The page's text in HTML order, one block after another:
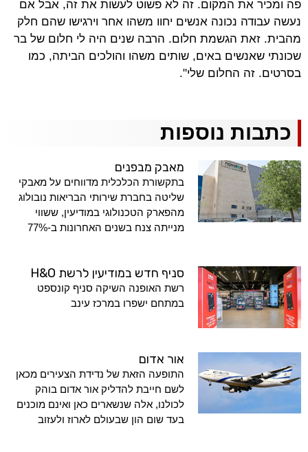
פה ומכיר את המקום. זה לא פשוט לעשות את זה, אבל אם
נעשה עבודה נכונה אנשים יחוו משהו אחר וירגישו שהם חלק
מהבית. זאת הגשמת חלום. הרבה שנים היה לי חלום של בר
שכונתי שאנשים באים, שותים משהו והולכים הביתה, כמו
בסרטים. זה החלום שלי".
כתבות נוספות
מאבק מבפנים
בתקשורת הכלכלית מדווחים על מאבקי
שליטה בחברת שירותי הבריאות נובולוג
מהפארק הטכנולוגי במודיעין, ששווי
מנייתה צנח בשנים האחרונות ב-77%
סניף חדש במודיעין לרשת H&O
רשת האופנה השיקה סניף קונספט
במתחם ישפרו במרכז עינב
אור אדום
התופעה הזאת של נדידת הצעירים מכאן
לשם חייבת להדליק אור אדום בוהק
לכולנו, אלה שנשארים כאן ואינם מוכנים
בעד שום הון שבעולם לארוז ולעזוב